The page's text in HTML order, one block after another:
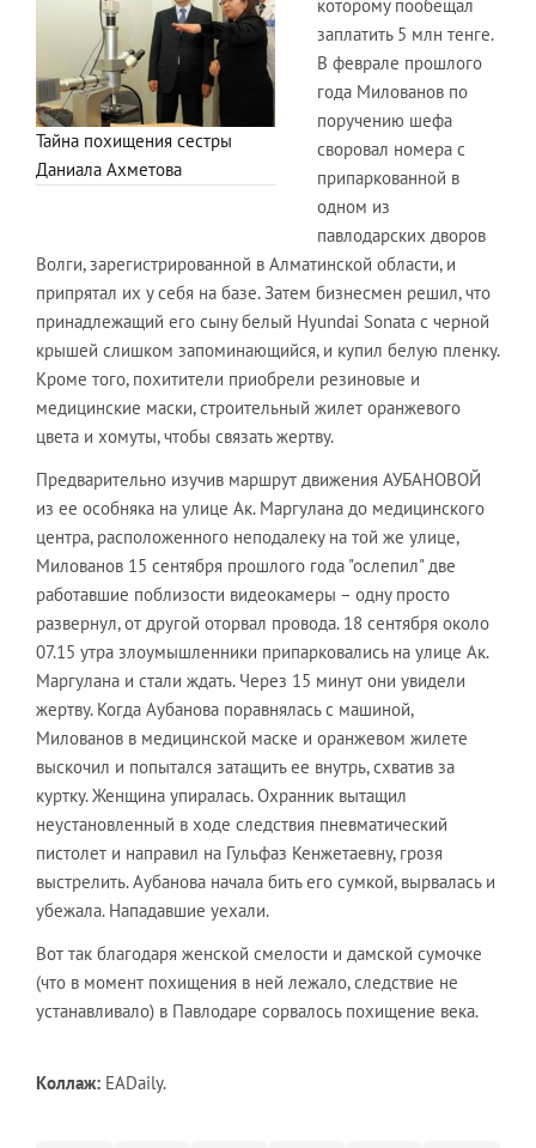
Тайна похищения сестры
Даниала Ахметова
которому пообещал
заплатить 5 млн тенге.
В феврале прошлого
года Милованов по
поручению шефа
своровал номера с
припаркованной в
одном из
павлодарских дворов
Волги, зарегистрированной в Алматинской области, и
припрятал их у себя на базе. Затем бизнесмен решил, что
принадлежащий его сыну белый Hyundai Sonata с черной
крышей слишком запоминающийся, и купил белую пленку.
Кроме того, похитители приобрели резиновые и
медицинские маски, строительный жилет оранжевого
цвета и хомуты, чтобы связать жертву.
Предварительно изучив маршрут движения АУБАНОВОЙ
из ее особняка на улице Ак. Маргулана до медицинского
центра, расположенного неподалеку на той же улице,
Милованов 15 сентября прошлого года "ослепил" две
работавшие поблизости видеокамеры – одну просто
развернул, от другой оторвал провода. 18 сентября около
07.15 утра злоумышленники припарковались на улице Ак.
Маргулана и стали ждать. Через 15 минут они увидели
жертву. Когда Аубанова поравнялась с машиной,
Милованов в медицинской маске и оранжевом жилете
выскочил и попытался затащить ее внутрь, схватив за
куртку. Женщина упиралась. Охранник вытащил
неустановленный в ходе следствия пневматический
пистолет и направил на Гульфаз Кенжетаевну, грозя
выстрелить. Аубанова начала бить его сумкой, вырвалась и
убежала. Нападавшие уехали.
Вот так благодаря женской смелости и дамской сумочке
(что в момент похищения в ней лежало, следствие не
устанавливало) в Павлодаре сорвалось похищение века.
Коллаж: EADaily.